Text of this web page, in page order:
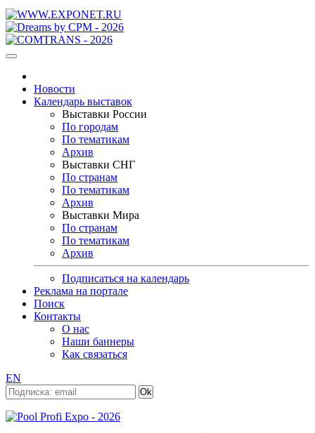
Новости
Календарь выставок
Выставки России
По городам
По тематикам
Архив
Выставки СНГ
По странам
По тематикам
Архив
Выставки Мира
По странам
По тематикам
Архив
Подписаться на календарь
Реклама на портале
Поиск
Контакты
О нас
Наши баннеры
Как связаться
EN